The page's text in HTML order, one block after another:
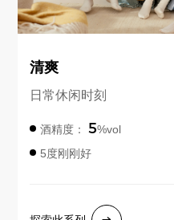
清爽
日常休闲时刻
酒精度：5%vol
5度刚刚好